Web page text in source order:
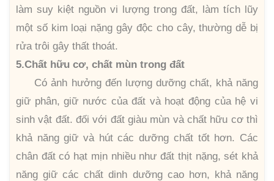
làm suy kiệt nguồn vi lượng trong đất, làm tích lũy
một số kim loại nặng gây độc cho cây, thường dễ bị
rửa trôi gây thất thoát.
5.Chất hữu cơ, chất mùn trong đất
Có ảnh hưởng đến lượng dưỡng chất, khả năng
giữ phân, giữ nước của đất và hoạt động của hệ vi
sinh vật đất. đối với đất giàu mùn và chất hữu cơ thì
khả năng giữ và hút các dưỡng chất tốt hơn. Các
chân đất có hạt mịn nhiều như đất thịt nặng, sét khả
năng giữ các chất dinh dưỡng cao hơn, khả năng